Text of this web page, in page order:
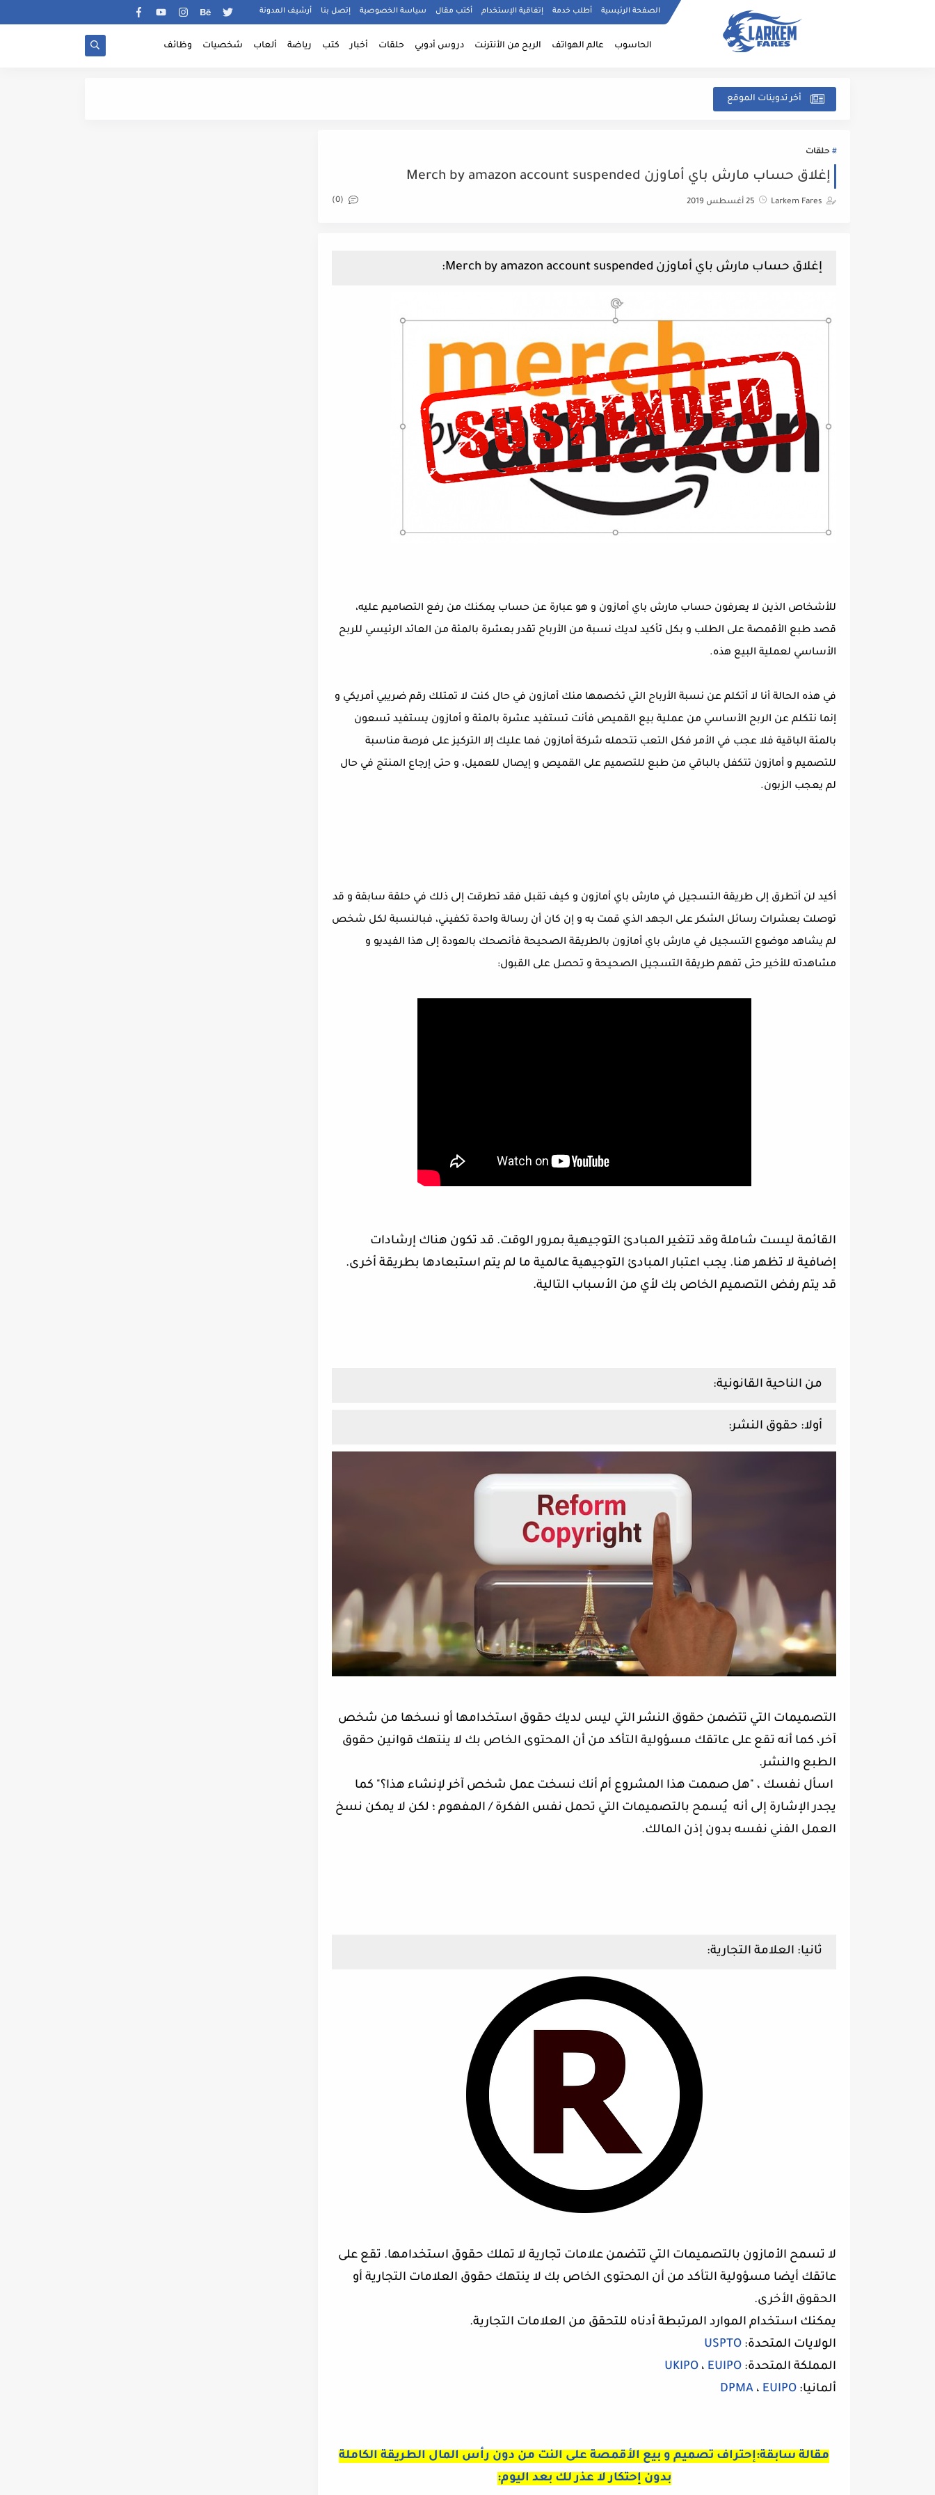
الصفحة الرئيسية أطلب خدمة إتفاقية الإستخدام أكتب مقال سياسة الخصوصية إتصل بنا أرشيف المدونة
الحاسوب عالم الهواتف الربح من الأنترنت دروس أدوبي حلقات أخبار كتب رياضة ألعاب شخصيات وظائف
أخر تدوينات الموقع
حلقات
إغلاق حساب مارش باي أماوزن Merch by amazon account suspended
Larkem Fares 25 أغسطس 2019 (0)
إغلاق حساب مارش باي أماوزن Merch by amazon account suspended:
للأشخاص الذين لا يعرفون حساب مارش باي أمازون و هو عبارة عن حساب يمكنك من رفع التصاميم عليه،
قصد طبع الأقمصة على الطلب و بكل تأكيد لديك نسبة من الأرباح تقدر بعشرة بالمئة من العائد الرئيسي للربح
الأساسي لعملية البيع هذه.
في هذه الحالة أنا لا أتكلم عن نسبة الأرباح التي تخصمها منك أمازون في حال كنت لا تمتلك رقم ضريبي أمريكي و
إنما نتكلم عن الربح الأساسي من عملية بيع القميص فأنت تستفيد عشرة بالمئة و أمازون يستفيد تسعون
بالمئة الباقية فلا عجب في الأمر فكل التعب تتحمله شركة أمازون فما عليك إلا التركيز على فرصة مناسبة
للتصميم و أمازون تتكفل بالباقي من طبع للتصميم على القميص و إيصال للعميل، و حتى إرجاع المنتج في حال
لم يعجب الزبون.
أكيد لن أتطرق إلى طريقة التسجيل في مارش باي أمازون و كيف تقبل فقد تطرقت إلى ذلك في حلقة سابقة و قد
توصلت بعشرات رسائل الشكر على الجهد الذي قمت به و إن كان أن رسالة واحدة تكفيني، فبالنسبة لكل شخص
لم يشاهد موضوع التسجيل في مارش باي أمازون بالطريقة الصحيحة فأنصحك بالعودة إلى هذا الفيديو و
مشاهدته للأخير حتى تفهم طريقة التسجيل الصحيحة و تحصل على القبول:
القائمة ليست شاملة وقد تتغير المبادئ التوجيهية بمرور الوقت. قد تكون هناك إرشادات
إضافية لا تظهر هنا. يجب اعتبار المبادئ التوجيهية عالمية ما لم يتم استبعادها بطريقة أخرى.
قد يتم رفض التصميم الخاص بك لأي من الأسباب التالية.
من الناحية القانونية:
أولا: حقوق النشر:
التصميمات التي تتضمن حقوق النشر التي ليس لديك حقوق استخدامها أو نسخها من شخص
آخر، كما أنه تقع على عاتقك مسؤولية التأكد من أن المحتوى الخاص بك لا ينتهك قوانين حقوق
الطبع والنشر.
اسأل نفسك ، "هل صممت هذا المشروع أم أنك نسخت عمل شخص آخر لإنشاء هذا؟" كما
يجدر الإشارة إلى أنه يُسمح بالتصميمات التي تحمل نفس الفكرة / المفهوم ؛ لكن لا يمكن نسخ
العمل الفني نفسه بدون إذن المالك.
ثانيا: العلامة التجارية:
لا تسمح الأمازون بالتصميمات التي تتضمن علامات تجارية لا تملك حقوق استخدامها. تقع على
عاتقك أيضا مسؤولية التأكد من أن المحتوى الخاص بك لا ينتهك حقوق العلامات التجارية أو
الحقوق الأخرى.
يمكنك استخدام الموارد المرتبطة أدناه للتحقق من العلامات التجارية.
الولايات المتحدة: USPTO
المملكة المتحدة:
UKIPO ، EUIPO
ألمانيا:
DPMA ، EUIPO
مقالة سابقة:إحتراف تصميم و بيع الأقمصة على النت من دون رأس المال الطريقة الكاملة
بدون إحتكار لا عذر لك بعد اليوم: